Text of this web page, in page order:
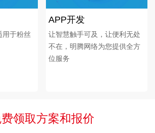
用于粉丝
APP开发
让智慧触手可及，让便利无处
不在，明腾网络为您提供全方
位服务
领取方案和报价